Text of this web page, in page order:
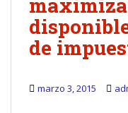
de
marzo 3, 2015